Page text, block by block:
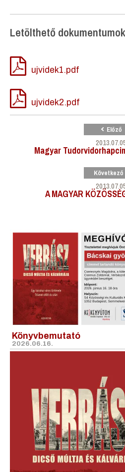
Letölthető dokumentumok
ujvidek1.pdf
ujvidek2.pdf
Előző
Magyar
Következő
A MAGYAR
Könyvbemutató
2026.06.16.